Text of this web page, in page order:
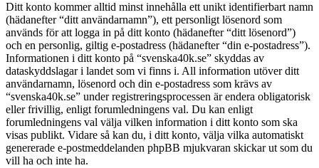
Ditt konto kommer alltid minst innehålla ett unikt identifierbart namn
(hädanefter “ditt användarnamn”), ett personligt lösenord som
används för att logga in på ditt konto (hädanefter “ditt lösenord”)
och en personlig, giltig e-postadress (hädanefter “din e-postadress”).
Informationen i ditt konto på “svenska40k.se” skyddas av
dataskyddslagar i landet som vi finns i. All information utöver ditt
användarnamn, lösenord och din e-postadress som krävs av
“svenska40k.se” under registreringsprocessen är endera obligatorisk
eller frivillig, enligt forumledningens val. Du kan enligt
forumledningens val välja vilken information i ditt konto som ska
visas publikt. Vidare så kan du, i ditt konto, välja vilka automatiskt
genererade e-postmeddelanden phpBB mjukvaran skickar ut som du
vill ha och inte ha.